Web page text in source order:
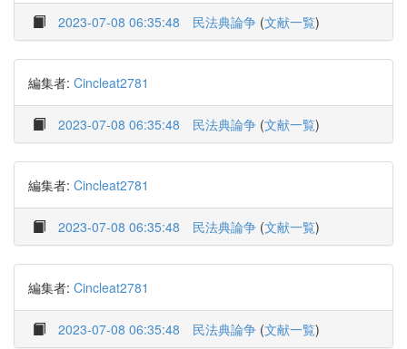
2023-07-08 06:35:48 民法典論争 (文献一覧)
編集者: Cincleat2781
2023-07-08 06:35:48 民法典論争 (文献一覧)
編集者: Cincleat2781
2023-07-08 06:35:48 民法典論争 (文献一覧)
編集者: Cincleat2781
2023-07-08 06:35:48 民法典論争 (文献一覧)